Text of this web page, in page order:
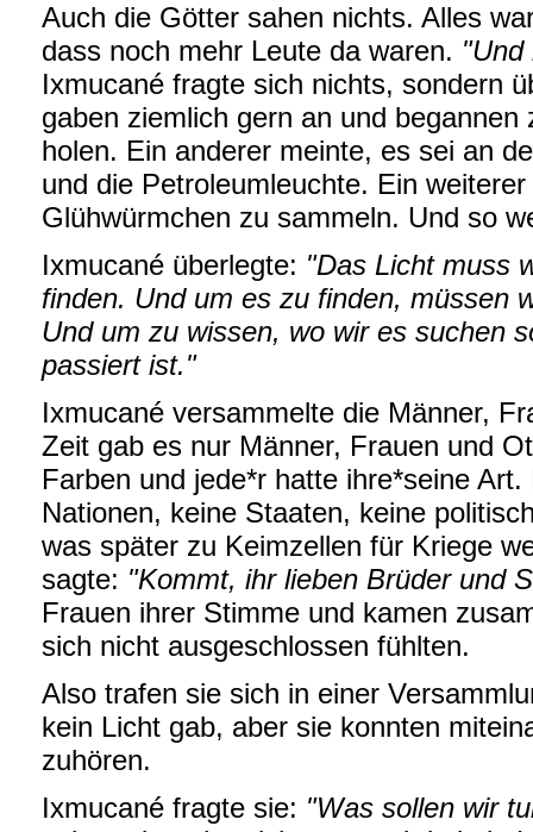
Auch die Götter sahen nichts. Alles
dass noch mehr Leute da waren. "Und
Ixmucané fragte sich nichts, sondern
gaben ziemlich gern an und
holen. Ein anderer meinte, es sei an
und die Petroleumleuchte. Ein
Glühwürmchen zu sammeln. Und so
Ixmucané überlegte: "Das Licht muss
finden. Und um es zu finden, müssen
Und um zu wissen, wo wir es suchen
passiert ist."
Ixmucané versammelte die Männer,
Zeit gab es nur Männer, Frauen und
Farben und jede*r hatte ihre*seine
Nationen, keine Staaten, keine
was später zu Keimzellen für Kriege
sagte: "Kommt, ihr lieben Brüder und
Frauen ihrer Stimme und kamen
sich nicht ausgeschlossen fühlten.
Also trafen sie sich in einer
kein Licht gab, aber sie konnten
zuhören.
Ixmucané fragte sie: "Was sollen wir